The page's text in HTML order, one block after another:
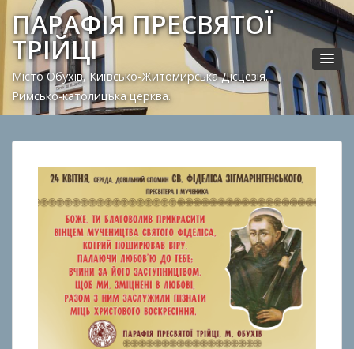
ПАРАФІЯ ПРЕСВЯТОЇ
ТРІЙЦІ
Місто Обухів, Київсько-Житомирська Дієцезія.
Римсько-католицька церква.